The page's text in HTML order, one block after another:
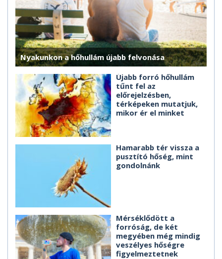
Nyakunkon a hőhullám újabb felvonása
Újabb forró hőhullám
tűnt fel az
előrejelzésben,
térképeken mutatjuk,
mikor ér el minket
Hamarabb tér vissza a
pusztító hőség, mint
gondolnánk
Mérséklődött a
forróság, de két
megyében még mindig
veszélyes hőségre
figyelmeztetnek